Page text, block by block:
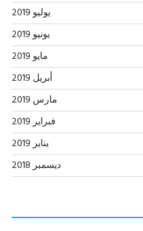
يوليو 2019
يونيو 2019
مايو 2019
أبريل 2019
مارس 2019
فبراير 2019
يناير 2019
ديسمبر 2018